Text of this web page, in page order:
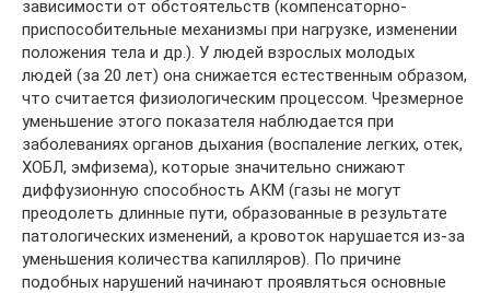
зависимости от обстоятельств (компенсаторно-
приспособительные механизмы при нагрузке, изменении
положения тела и др.). У людей взрослых молодых
людей (за 20 лет) она снижается естественным образом,
что считается физиологическим процессом. Чрезмерное
уменьшение этого показателя наблюдается при
заболеваниях органов дыхания (воспаление легких, отек,
ХОБЛ, эмфизема), которые значительно снижают
диффузионную способность АКМ (газы не могут
преодолеть длинные пути, образованные в результате
патологических изменений, а кровоток нарушается из-за
уменьшения количества капилляров). По причине
подобных нарушений начинают проявляться основные